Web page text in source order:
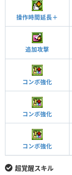
操作時間延長＋
追加攻撃
コンボ強化
コンボ強化
コンボ強化
超覚醒スキル